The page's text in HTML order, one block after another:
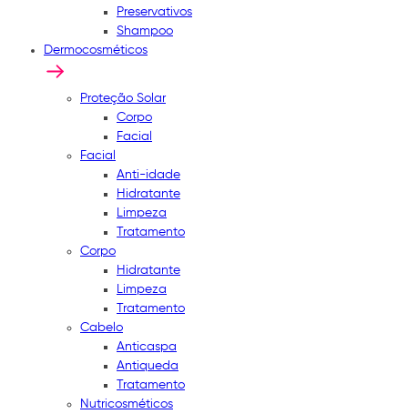
Preservativos
Shampoo
Dermocosméticos
Proteção Solar
Corpo
Facial
Facial
Anti-idade
Hidratante
Limpeza
Tratamento
Corpo
Hidratante
Limpeza
Tratamento
Cabelo
Anticaspa
Antiqueda
Tratamento
Nutricosméticos